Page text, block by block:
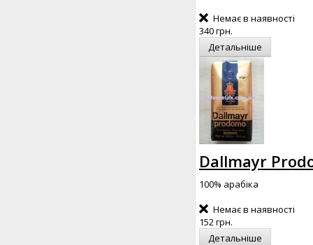
Немає в наявності
340 грн.
Детальніше
Dallmayr
100% арабіка
Немає в наявності
152 грн.
Детальніше